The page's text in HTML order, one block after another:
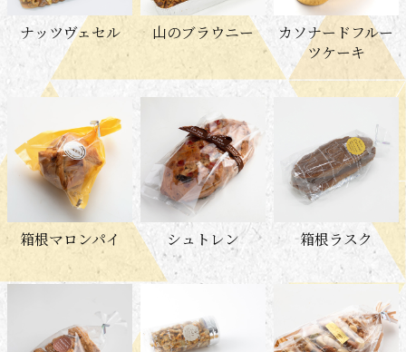
ナッツヴェセル 山のブラウニー
カソナードフルー
ツケーキ
箱根マロンパイ シュトレン 箱根ラスク